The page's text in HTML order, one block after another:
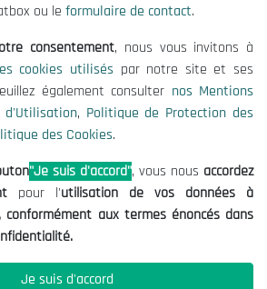
des Données
98 01 00|01|02
ou Initiatives ?
ou le formulaire de contact.
consentement, nous vous invitons à
cookies utilisés par notre site et ses
également consulter nos Mentions
d'Utilisation, Politique de Protection des
des Cookies.
"Je suis d'accord", vous nous accordez
pour l'utilisation de vos données à
conformément aux termes énoncés dans
Je suis d'accord